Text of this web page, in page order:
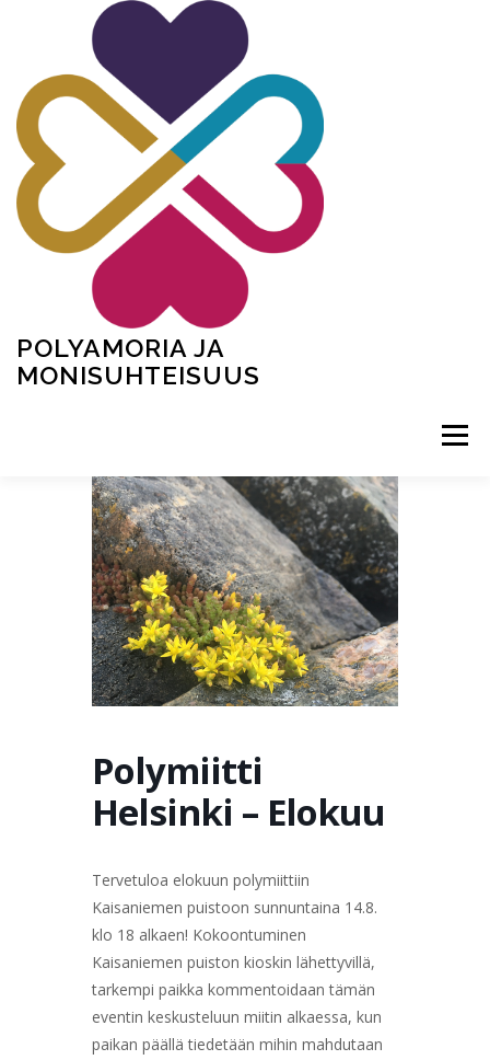
POLYAMORIA JA
MONISUHTEISUUS
Valikko
TERVETULOA TIETOA APUA VERTAISTOIMINTA
YHDISTYS KAUPPA YHTEYSTIEDOT PÅ SVENSKA
Polymiitti
Helsinki – Elokuu
Tervetuloa elokuun polymiittiin
Kaisaniemen puistoon sunnuntaina 14.8.
klo 18 alkaen! Kokoontuminen
Kaisaniemen puiston kioskin lähettyvillä,
tarkempi paikka kommentoidaan tämän
eventin keskusteluun miitin alkaessa, kun
paikan päällä tiedetään mihin mahdutaan